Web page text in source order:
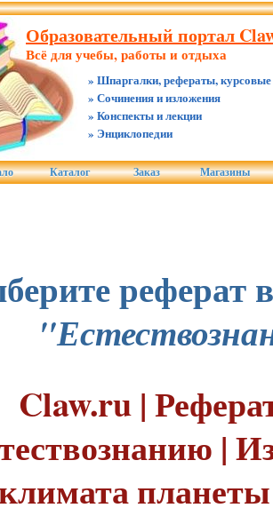
Образовательный портал
Всё для учебы, работы и отдыха
» Шпаргалки, рефераты, курсовые
» Сочинения и изложения
» Конспекты и лекции
» Энциклопедии
Каталог Заказ Магазины
реферат
Claw.ru |
|